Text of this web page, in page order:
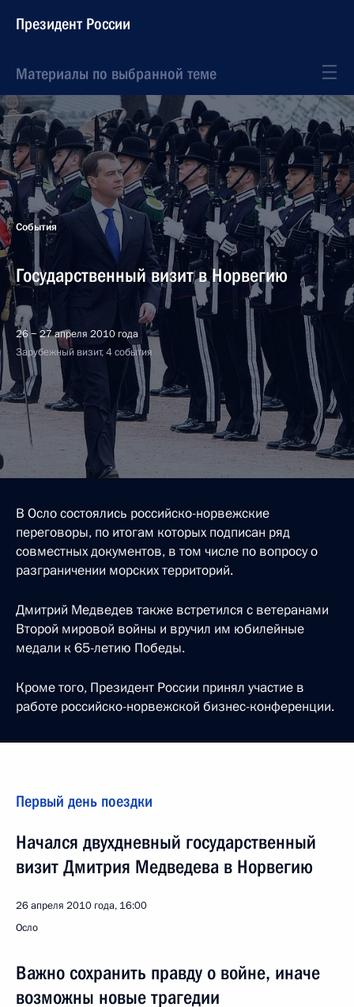
Президент России
Материалы по выбранной теме
События
Государственный визит в Норвегию
26 − 27 апреля 2010 года
Зарубежный визит, 4 события
В Осло состоялись российско-норвежские
переговоры, по итогам которых подписан ряд
совместных документов, в том числе по вопросу о
разграничении морских территорий.
Дмитрий Медведев также встретился с ветеранами
Второй мировой войны и вручил им юбилейные
медали к 65-летию Победы.
Кроме того, Президент России принял участие в
работе российско-норвежской бизнес-конференции.
Первый день поездки
Начался двухдневный государственный
визит Дмитрия Медведева в Норвегию
26 апреля 2010 года, 16:00
Осло
Важно сохранить правду о войне, иначе
возможны новые трагедии